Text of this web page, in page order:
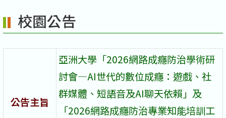
校園公告
公告主旨
亞洲大學「2026網路成癮防治學術研
討會—AI世代的數位成癮：遊戲、社
群媒體、短語音及AI聊天依賴」及
「2026網路成癮防治專業知能培訓工